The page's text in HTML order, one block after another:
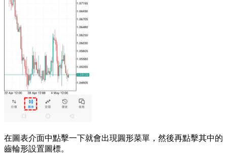
在圖表介面中點擊一下就會出現圓形菜單，然後再點擊其中的
齒輪形設置圖標。